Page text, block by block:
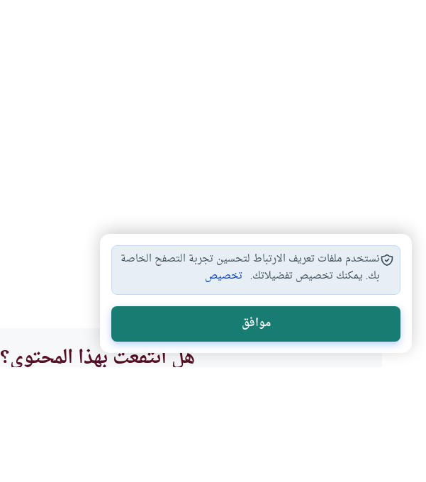
هل انتفعت بهذا المحتوى؟
نستخدم ملفات تعريف الارتباط لتحسين تجربة التصفح الخاصة
بك. يمكنك تخصيص تفضيلاتك. تخصيص
موافق